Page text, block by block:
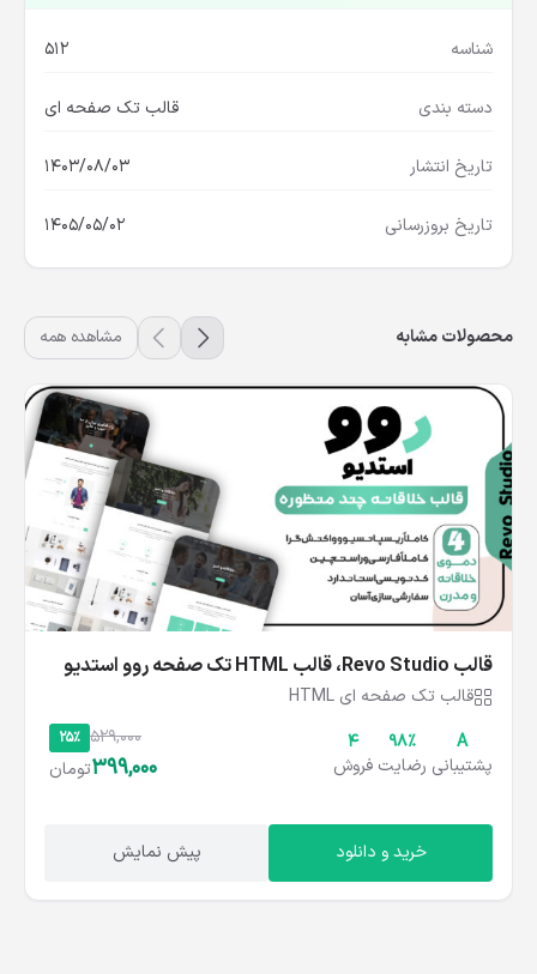
شناسه 512
دسته بندی قالب تک صفحه ای
تاریخ انتشار 1403/08/03
تاریخ بروزرسانی 1405/05/02
محصولات مشابه مشاهده همه
قالب Revo Studio، قالب HTML تک صفحه روو استدیو
قالب تک صفحه ای HTML
A
پشتیبانی
۹۸%
رضایت
4
فروش
25% 529,000
399,000تومان
خرید و دانلود پیش نمایش